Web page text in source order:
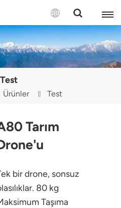
Test
Ürünler Test
Tarım
bir drone, sonsuz
80 kg
Taşıma